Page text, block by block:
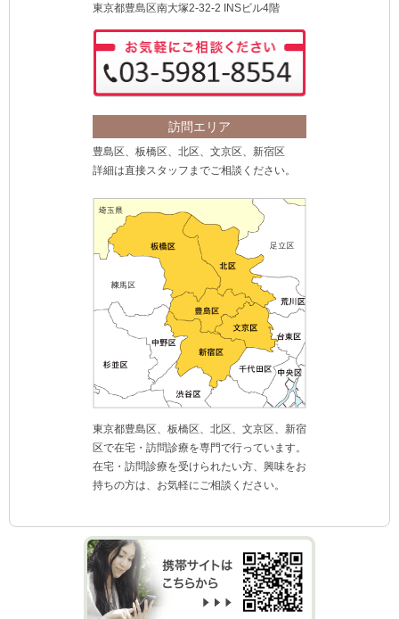
東京都豊島区南大塚2-32-2 INSビル4階
訪問エリア
豊島区、板橋区、北区、文京区、新宿区
詳細は直接スタッフまでご相談ください。
東京都豊島区、板橋区、北区、文京区、新宿
区で在宅・訪問診療を専門で行っています。
在宅・訪問診療を受けられたい方、興味をお
持ちの方は、お気軽にご相談ください。